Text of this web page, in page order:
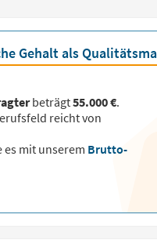
Gehalt als
beträgt55.000 €.
reicht von
es mit unserem Brutto-